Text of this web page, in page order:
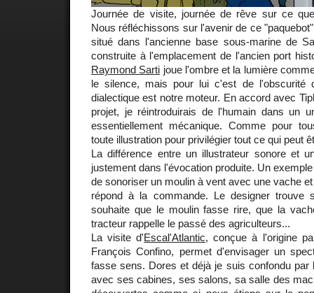
Journée de visite, journée de rêve sur ce
Nous réfléchissons sur l'avenir de ce
situé dans l'ancienne base sous-marine de
construite à l'emplacement de l'ancien port
Raymond Sarti joue l'ombre et la lumière
le silence, mais pour lui c'est de l'obscurité
dialectique est notre moteur. En accord avec
projet, je réintroduirais de l'humain dans un
essentiellement mécanique. Comme pour
toute illustration pour privilégier tout ce qui peut
La différence entre un illustrateur sonore et
justement dans l'évocation produite. Un
de sonoriser un moulin à vent avec une vache
répond à la commande. Le designer trouve
souhaite que le moulin fasse rire, que la
tracteur rappelle le passé des agriculteurs...
La visite d'Escal'Atlantic, conçue à l'origine
François Confino, permet d'envisager un
fasse sens. Dores et déjà je suis confondu par
avec ses cabines, ses salons, sa salle des